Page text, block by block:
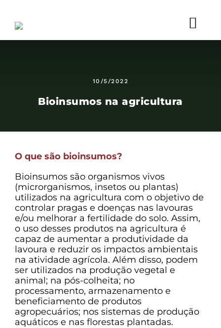
Projetos
Galeria
Contato
10/5/2022
Bioinsumos na agricultura
O que são bioinsumos?
Bioinsumos são organismos vivos
(microrganismos, insetos ou plantas)
utilizados na agricultura com o objetivo de
controlar pragas e doenças nas lavouras
e/ou melhorar a fertilidade do solo. Assim,
o uso desses produtos na agricultura é
capaz de aumentar a produtividade da
lavoura e reduzir os impactos ambientais
na atividade agrícola. Além disso, podem
ser utilizados na produção vegetal e
animal; na pós-colheita; no
processamento, armazenamento e
beneficiamento de produtos
agropecuários; nos sistemas de produção
aquáticos e nas florestas plantadas.